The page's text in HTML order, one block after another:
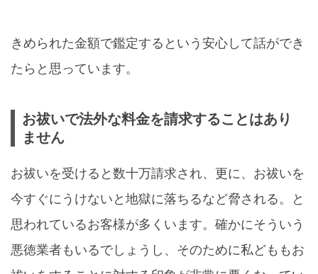
きめられた金額で鑑定するという安心して話ができ
たらと思っています。
お祓いで法外な料金を請求することはあり
ません
お祓いを受けると数十万請求され、更に、お祓いを
今すぐにうけないと地獄に落ちるなど脅される。と
思われているお客様が多くいます。確かにそういう
悪徳業者もいるでしょうし、そのために私どももお